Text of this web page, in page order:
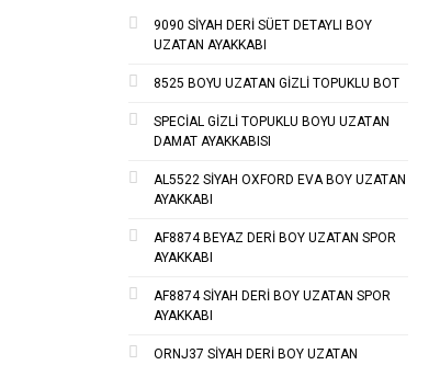
9090 SİYAH DERİ SÜET DETAYLI BOY
UZATAN AYAKKABI
8525 BOYU UZATAN GİZLİ TOPUKLU BOT
SPECİAL GİZLİ TOPUKLU BOYU UZATAN
DAMAT AYAKKABISI
AL5522 SİYAH OXFORD EVA BOY UZATAN
AYAKKABI
AF8874 BEYAZ DERİ BOY UZATAN SPOR
AYAKKABI
AF8874 SİYAH DERİ BOY UZATAN SPOR
AYAKKABI
ORNJ37 SİYAH DERİ BOY UZATAN